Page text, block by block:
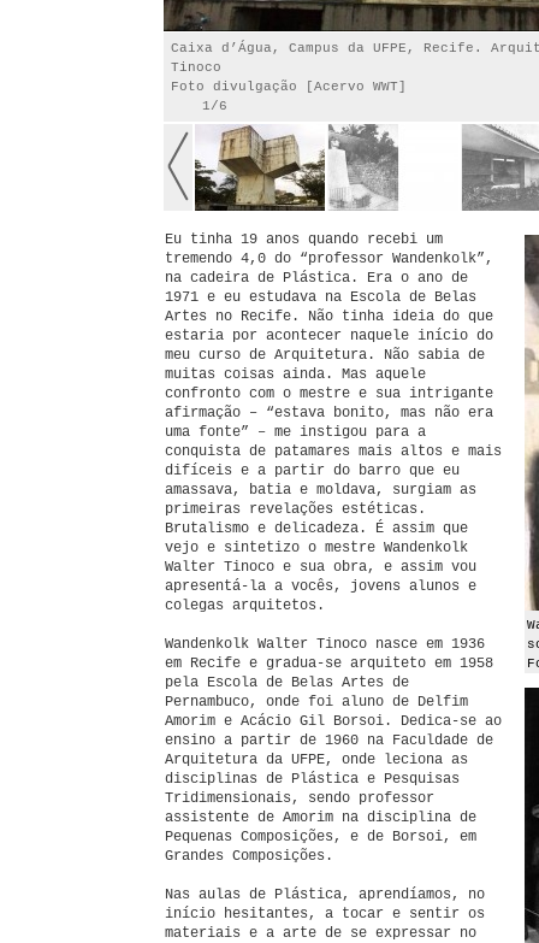
Caixa d’Água, Campus da UFPE, Recife.
Tinoco
Foto divulgação [Acervo WWT]
1/6
Eu tinha 19 anos quando recebi um
tremendo 4,0 do “professor Wandenkolk”,
na cadeira de Plástica. Era o ano de
1971 e eu estudava na Escola de Belas
Artes no Recife. Não tinha ideia do que
estaria por acontecer naquele início do
meu curso de Arquitetura. Não sabia de
muitas coisas ainda. Mas aquele
confronto com o mestre e sua intrigante
afirmação – “estava bonito, mas não era
uma fonte” – me instigou para a
conquista de patamares mais altos e mais
difíceis e a partir do barro que eu
amassava, batia e moldava, surgiam as
primeiras revelações estéticas.
Brutalismo e delicadeza. É assim que
vejo e sintetizo o mestre Wandenkolk
Walter Tinoco e sua obra, e assim vou
apresentá-la a vocês, jovens alunos e
colegas arquitetos.
Wandenkolk Walter Tinoco nasce em 1936
em Recife e gradua-se arquiteto em 1958
pela Escola de Belas Artes de
Pernambuco, onde foi aluno de Delfim
Amorim e Acácio Gil Borsoi. Dedica-se ao
ensino a partir de 1960 na Faculdade de
Arquitetura da UFPE, onde leciona as
disciplinas de Plástica e Pesquisas
Tridimensionais, sendo professor
assistente de Amorim na disciplina de
Pequenas Composições, e de Borsoi, em
Grandes Composições.
Nas aulas de Plástica, aprendíamos, no
início hesitantes, a tocar e sentir os
materiais e a arte de se expressar no